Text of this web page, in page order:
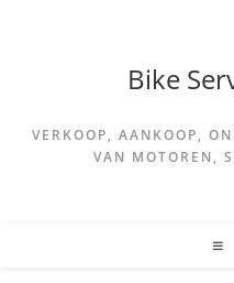
Bike
VERKOOP, AANKOOP,
VAN MOTOREN,